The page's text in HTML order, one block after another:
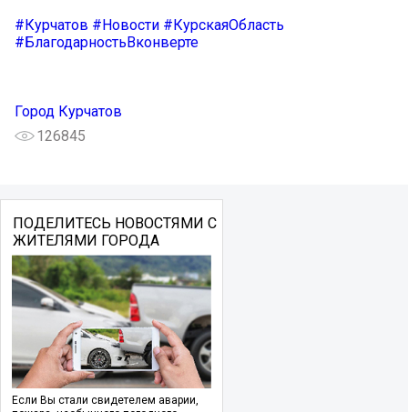
#Курчатов #Новости #КурскаяОбласть
#БлагодарностьВконверте
Город Курчатов
126845
ПОДЕЛИТЕСЬ НОВОСТЯМИ С
ЖИТЕЛЯМИ ГОРОДА
Если Вы стали свидетелем аварии,